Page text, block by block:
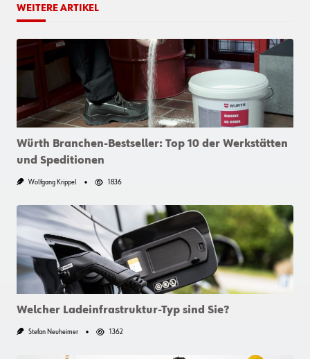
WEITERE ARTIKEL
Würth Branchen-Bestseller: Top 10 der Werkstätten
und Speditionen
Wolfgang Krippel 1836
Welcher Ladeinfrastruktur-Typ sind Sie?
Stefan Neuheimer 1362